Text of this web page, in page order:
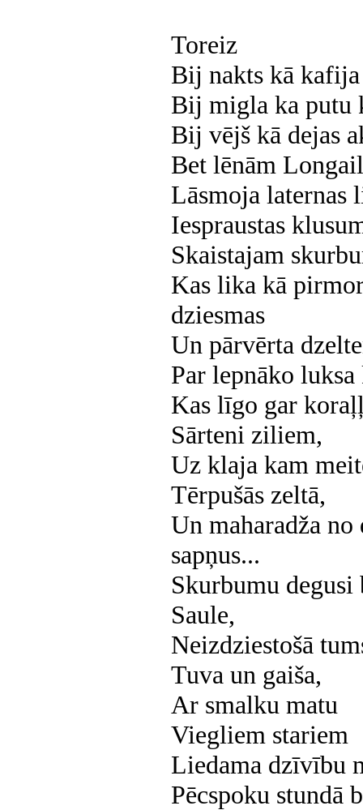
Toreiz
Bij nakts kā
Bij migla ka putu
Bij vējš kā dejas
Bet lēnām
Lāsmoja laternas
Iespraustas
Skaistajam
Kas lika kā
dziesmas
Un pārvērta
Par lepnāko
Kas līgo gar
Sārteni ziliem,
Uz klaja kam
Tērpušās zeltā,
Un maharadža no
sapņus...
Skurbumu degusi
Saule,
Neizdziestošā
Tuva un gaiša,
Ar smalku matu
Viegliem stariem
Liedama dzīvību
Pēcspoku stundā